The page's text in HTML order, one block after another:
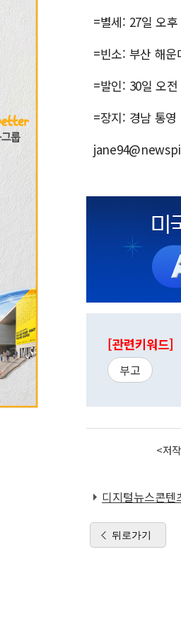
=별세: 27일 오
=빈소: 부산 해
=발인: 30일 오전
=장지: 경남 통영
[관련키워드]
부고
<저
디지털뉴스콘텐
뒤로가기